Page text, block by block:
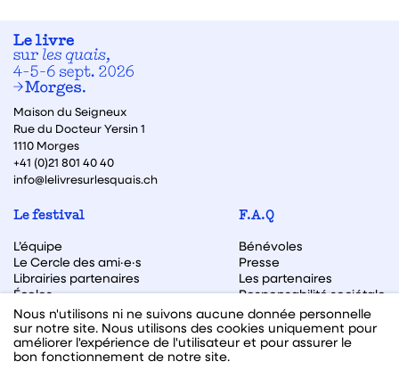
Maison du Seigneux
Rue du Docteur Yersin 1
1110 Morges
+41 (0)21 801 40 40
info@lelivresurlesquais.ch
Le festival
L’équipe
Le Cercle des ami·e·s
Librairies partenaires
Écoles
F.A.Q
Bénévoles
Presse
Les partenaires
Responsabilité sociétale
Archive des éditions
Archive des autrices et auteurs
Nous n'utilisons ni ne suivons aucune donnée personnelle
sur notre site. Nous utilisons des cookies uniquement pour
améliorer l'expérience de l'utilisateur et pour assurer le
bon fonctionnement de notre site.